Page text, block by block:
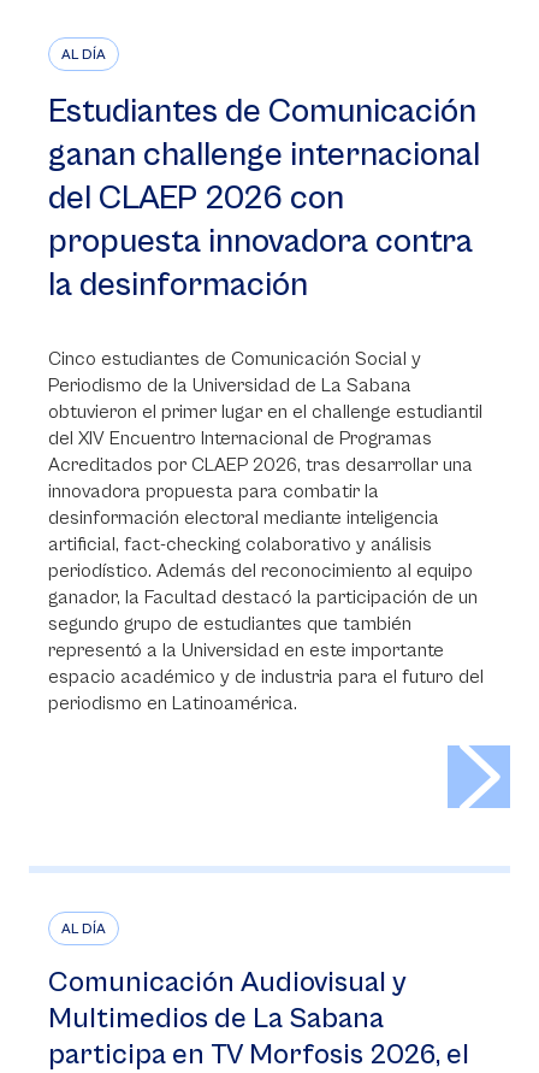
AL DÍA
Estudiantes de Comunicación
ganan challenge internacional
del CLAEP 2026 con
propuesta innovadora contra
la desinformación
Cinco estudiantes de Comunicación Social y
Periodismo de la Universidad de La Sabana
obtuvieron el primer lugar en el challenge estudiantil
del XIV Encuentro Internacional de Programas
Acreditados por CLAEP 2026, tras desarrollar una
innovadora propuesta para combatir la
desinformación electoral mediante inteligencia
artificial, fact-checking colaborativo y análisis
periodístico. Además del reconocimiento al equipo
ganador, la Facultad destacó la participación de un
segundo grupo de estudiantes que también
representó a la Universidad en este importante
espacio académico y de industria para el futuro del
periodismo en Latinoamérica.
AL DÍA
Comunicación Audiovisual y
Multimedios de La Sabana
participa en TV Morfosis 2026, el